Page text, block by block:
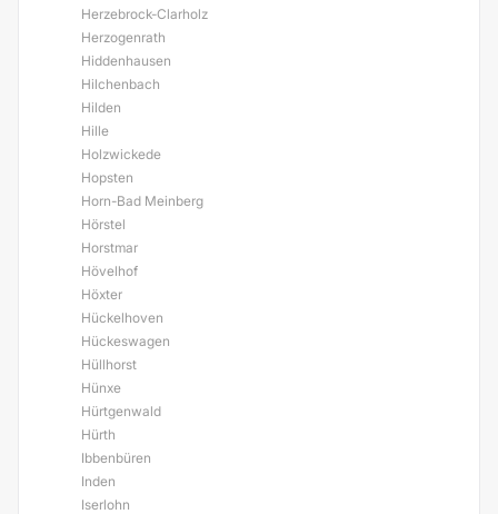
Herzebrock-Clarholz
Herzogenrath
Hiddenhausen
Hilchenbach
Hilden
Hille
Holzwickede
Hopsten
Horn-Bad Meinberg
Hörstel
Horstmar
Hövelhof
Höxter
Hückelhoven
Hückeswagen
Hüllhorst
Hünxe
Hürtgenwald
Hürth
Ibbenbüren
Inden
Iserlohn